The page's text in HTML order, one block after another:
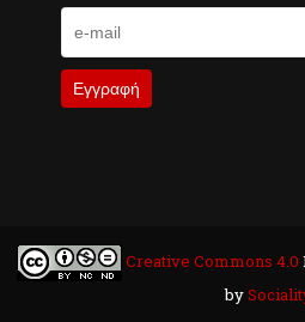
Creative Commons 4.0
by